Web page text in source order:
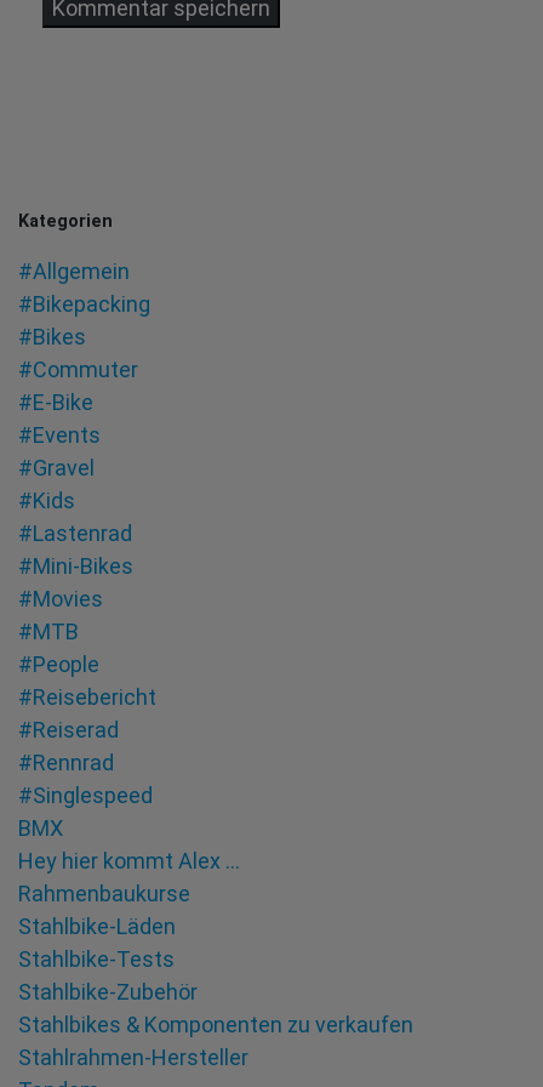
Kategorien
#Allgemein
#Bikepacking
#Bikes
#Commuter
#E-Bike
#Events
#Gravel
#Kids
#Lastenrad
#Mini-Bikes
#Movies
#MTB
#People
#Reisebericht
#Reiserad
#Rennrad
#Singlespeed
BMX
Hey hier kommt Alex …
Rahmenbaukurse
Stahlbike-Läden
Stahlbike-Tests
Stahlbike-Zubehör
Stahlbikes & Komponenten zu verkaufen
Stahlrahmen-Hersteller